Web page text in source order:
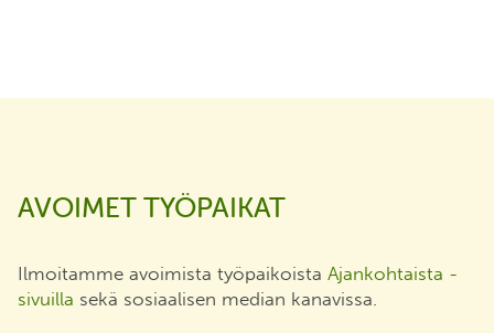
AVOIMET TYÖPAIKAT
Ilmoitamme avoimista työpaikoista Ajankohtaista -
sivuilla sekä sosiaalisen median kanavissa.